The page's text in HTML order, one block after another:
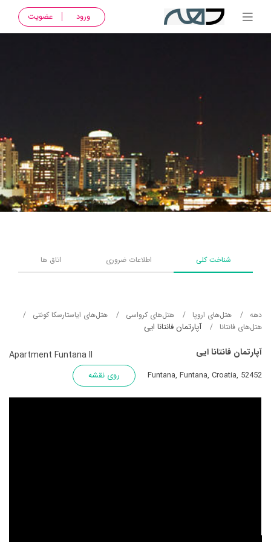
ورود عضویت
شناخت کلی اطلاعات ضروری اتاق ها
دهه هتل‌های اروپا هتل‌های کرواسی
هتل‌های ایاستارسکا کونتی
هتل‌های فانتانا
آپارتمان فانتانا ایی
آپارتمان فانتانا ایی Apartment Funtana II
Funtana, Funtana, Croatia, 52452 روی نقشه